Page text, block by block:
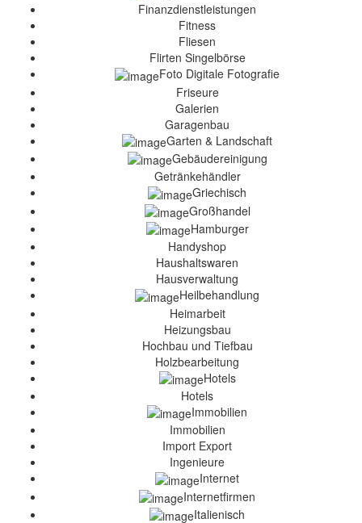
Finanzdienstleistungen
Fitness
Fliesen
Flirten Singelbörse
Foto Digitale Fotografie
Friseure
Galerien
Garagenbau
Garten & Landschaft
Gebäudereinigung
Getränkehändler
Griechisch
Großhandel
Hamburger
Handyshop
Haushaltswaren
Hausverwaltung
Heilbehandlung
Heimarbeit
Heizungsbau
Hochbau und Tiefbau
Holzbearbeitung
Hotels
Hotels
Immobilien
Immobilien
Import Export
Ingenieure
Internet
Internetfirmen
Italienisch